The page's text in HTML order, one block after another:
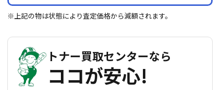
※上記の物は状態により査定価格から減額されます。
トナー買取センターなら
ココが安心!